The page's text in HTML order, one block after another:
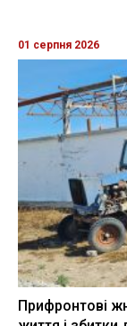
01 серпня 2026
Прифронтові